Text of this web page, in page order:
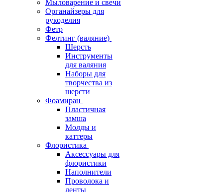
Мыловарение и свечи
Органайзеры для
рукоделия
Фетр
Фелтинг (валяние)
Шерсть
Инструменты
для валяния
Наборы для
творчества из
шерсти
Фоамиран
Пластичная
замша
Молды и
каттеры
Флористика
Аксессуары для
флористики
Наполнители
Проволока и
ленты